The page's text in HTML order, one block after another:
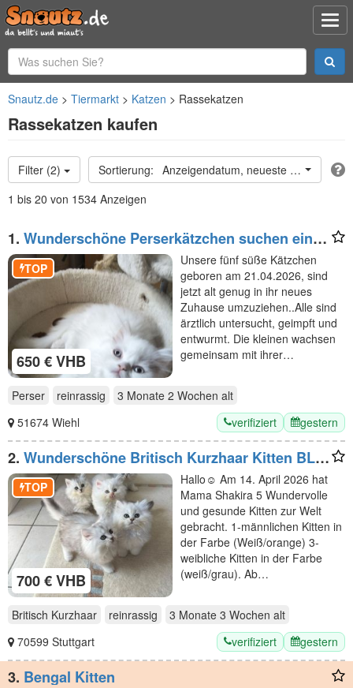
Snautz.de Tiermarkt Katzen Rassekatzen
Rassekatzen kaufen
Filter (2)
Anzeigendatum, neueste oben
1 bis 20 von 1534 Anzeigen
1. Wunderschöne Perserkätzchen suchen ein
neues Zuhause
650 € VHB
TOP
Unsere fünf süße Kätzchen
geboren am 21.04.2026, sind
jetzt alt genug in ihr neues
Zuhause umzuziehen..Alle sind
ärztlich untersucht, geimpft und
entwurmt. Die kleinen wachsen
gemeinsam mit ihrer…
Perser reinrassig 3 Monate 2 Wochen alt
51674 Wiehl
verifiziert gestern
2. Wunderschöne Britisch Kurzhaar Kitten BLH
abzugeben
700 € VHB
TOP
Hallo☺️ Am 14. April 2026 hat
Mama Shakira 5 Wundervolle
und gesunde Kitten zur Welt
gebracht. 1-männlichen Kitten in
der Farbe (Weiß/orange) 3-
weibliche Kitten in der Farbe
(weiß/grau). Ab…
Britisch Kurzhaar reinrassig 3 Monate 3 Wochen alt
70599 Stuttgart
verifiziert gestern
3. Bengal Kitten